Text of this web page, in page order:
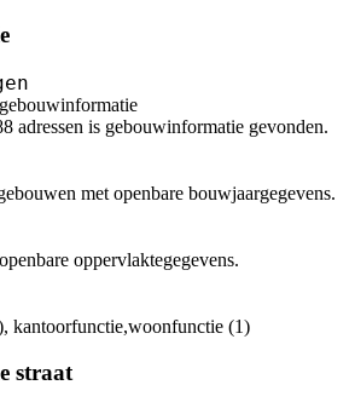
adressen is gebouwinformatie gevonden.
met openbare bouwjaargegevens.
oppervlaktegegevens.
kantoorfunctie,woonfunctie (1)
straat